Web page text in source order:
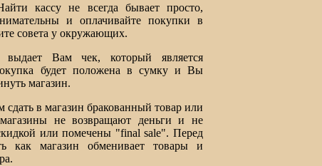
кассу не всегда бывает просто,
и оплачивайте покупки в
совета у окружающих.
Вам чек, который является
будет положена в сумку и Вы
магазин.
в магазин бракованный товар или
не возвращают деньги и не
или помечены "final sale". Перед
как магазин обменивает товары и